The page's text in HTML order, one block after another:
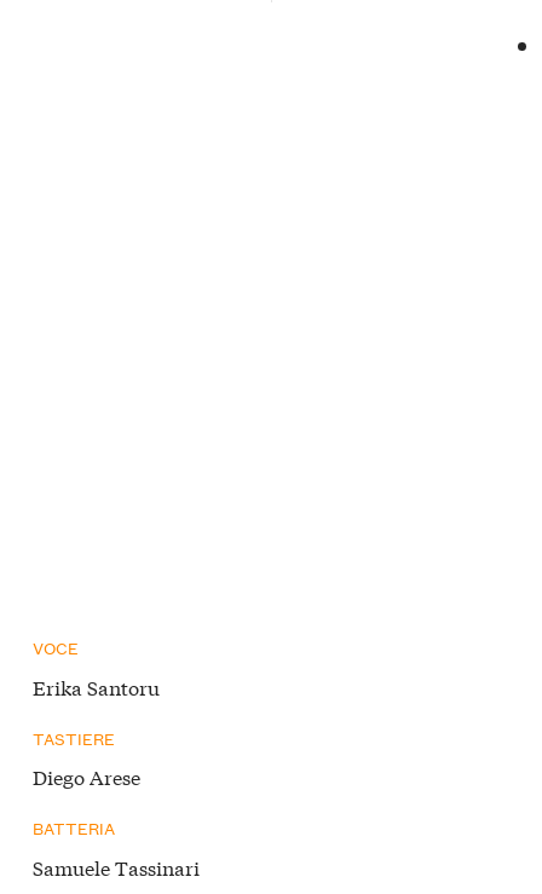
VOCE
Erika Santoru
TASTIERE
Diego Arese
BATTERIA
Samuele Tassinari